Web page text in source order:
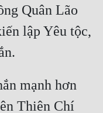
Quân Lão
lập Yêu tộc,
mạnh hơn
Thiên Chí